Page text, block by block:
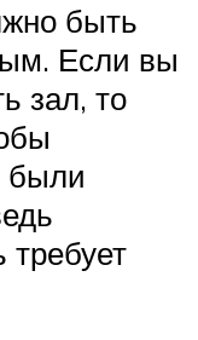
быть
Если вы
зал, то
были
требует